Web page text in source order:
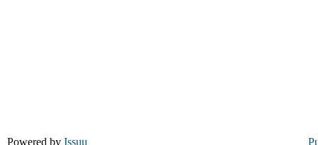
Powered by Issuu